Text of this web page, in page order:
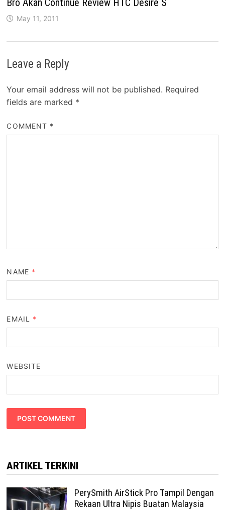
Bro Akan Continue Review HTC Desire S
May 11, 2011
Leave a Reply
Your email address will not be published. Required
fields are marked *
COMMENT *
NAME *
EMAIL *
WEBSITE
ARTIKEL TERKINI
PerySmith AirStick Pro Tampil Dengan
Rekaan Ultra Nipis Buatan Malaysia